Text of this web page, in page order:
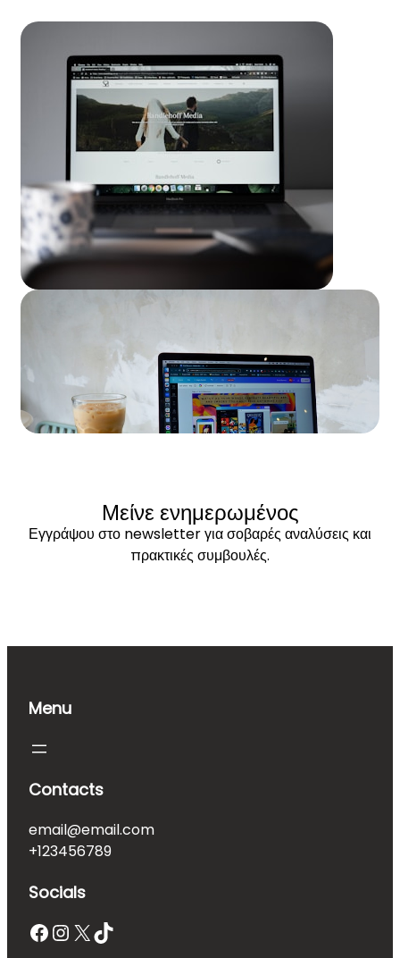
Μείνε ενημερωμένος
Εγγράψου στο newsletter για σοβαρές αναλύσεις και
πρακτικές συμβουλές.
Menu
Contacts
email@email.com
+123456789
Socials